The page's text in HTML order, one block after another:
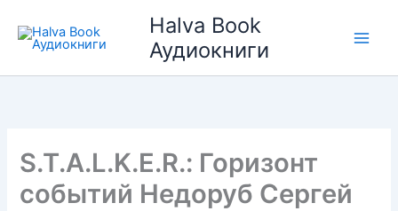
содержимому
Halva Book
Аудиокниги
S.T.A.L.K.E.R.: Горизонт
событий Недоруб Сергей